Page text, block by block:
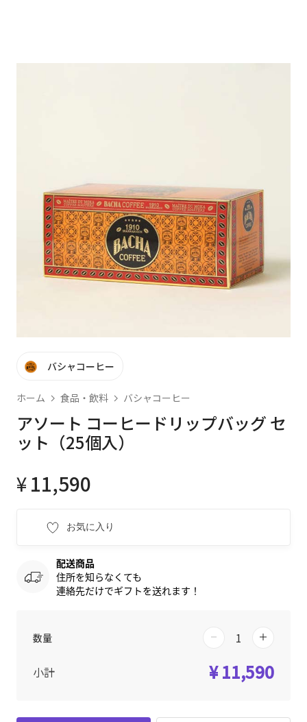
バシャコーヒー
ホーム 食品・飲料 バシャコーヒー
アソート コーヒードリップバッグ セ
ット（25個入）
¥11,590
お気に入り
配送商品
住所を知らなくても
連絡先だけでギフトを送れます！
数量
小計 ¥ 11,590